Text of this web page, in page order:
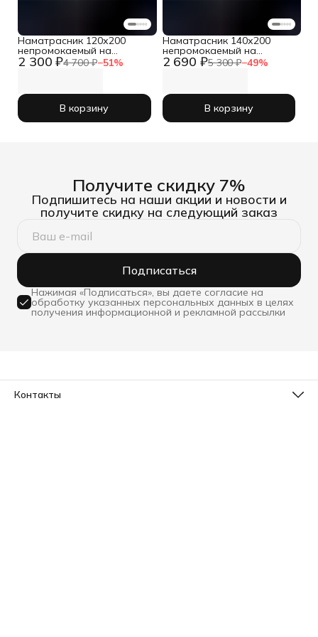
2 300 ₽4 700 ₽−51%
Наматрасник 120х200
непромокаемый на
резинке с бортом
В корзину
2 690 ₽5 300 ₽−49%
Наматрасник 140х200
непромокаемый на
резинке с бортом
В корзину
Получите скидку 7%
Подпишитесь на наши акции и новости и
получите скидку на следующий заказ
Подписаться
Нажимая «Подписаться», вы даете согласие на
обработку указанных персональных данных в целях
получения информационной и рекламной рассылки
Контакты